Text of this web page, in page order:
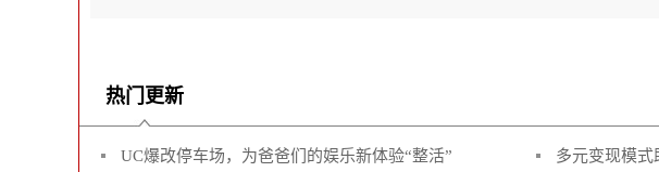
热门更新
UC爆改停车场，为爸爸们的娱乐新体验“整活” 多元变现模式